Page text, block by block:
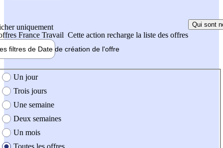
uniquement
France Travail Cette action recharge la liste des offres
Qui sont
filtres de Date de création de l'offre
création de l'offre
Un jour
Trois jours
Une semaine
Deux semaines
Un mois
Toutes les offres